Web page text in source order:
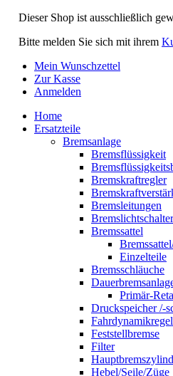
Dieser Shop ist ausschließlich
Bitte melden Sie sich mit ihrem
Mein Wunschzettel
Zur Kasse
Anmelden
Home
Ersatzteile
Bremsanlage
Bremsflüssigkeit
Bremskraftregler
Bremsleitungen
Bremslichtschalter
Bremssattel
Einzelteile
Bremsschläuche
Primär-
Druckspeicher /-
Feststellbremse
Filter
Hebel/Seile/Züge